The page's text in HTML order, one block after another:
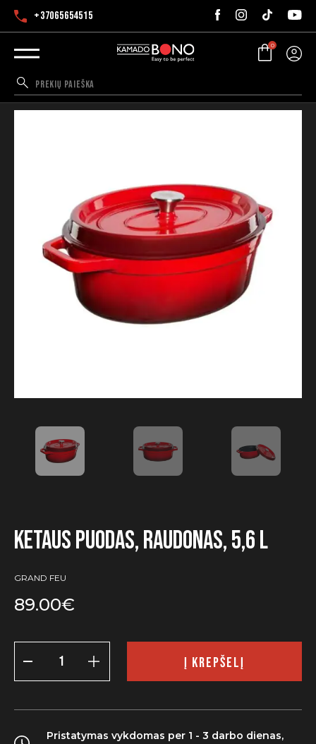
+37065654515
0
Ketaus puodas, raudonas, 5,6 l
GRAND FEU
89.00€
produkto
kiekis:
Ketaus
puodas,
l
Į KREPŠELĮ
Pristatymas vykdomas per 1 - 3 darbo dienas,